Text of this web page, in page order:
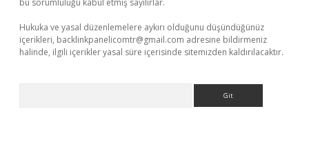
bu sorumluluğu kabul etmiş sayılırlar.
Hukuka ve yasal düzenlemelere aykırı olduğunu düşündüğünüz
içerikleri, backlinkpanelicomtr@gmail.com adresine bildirmeniz
halinde, ilgili içerikler yasal süre içerisinde sitemizden kaldırılacaktır.